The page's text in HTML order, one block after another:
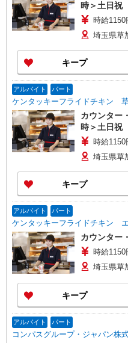
時＞土日祝
時給
埼玉県草
キープ
アルバイト パート
ケンタッキーフライドチキン
カウンター
時＞土日祝
時給
埼玉県草
キープ
アルバイト パート
ケンタッキーフライドチキン
カウンター
時給1150
埼玉県草
キープ
アルバイト パート
コンパスグループ・ジャパン株